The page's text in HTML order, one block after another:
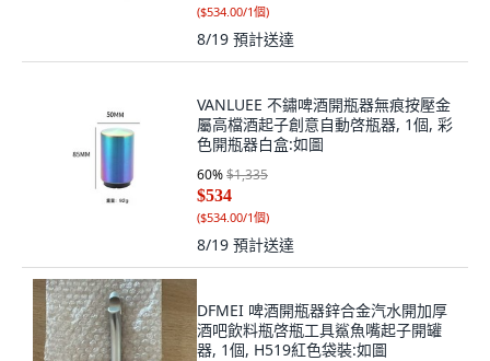
($534.00/1個)
8/19 預計送達
VANLUEE 不鏽啤酒開瓶器無痕按壓金
屬高檔酒起子創意自動啓瓶器, 1個, 彩
色開瓶器白盒:如圖
60%$1,335
$534
($534.00/1個)
8/19 預計送達
DFMEI 啤酒開瓶器鋅合金汽水開加厚
酒吧飲料瓶啓瓶工具鯊魚嘴起子開罐
器, 1個, H519紅色袋裝:如圖